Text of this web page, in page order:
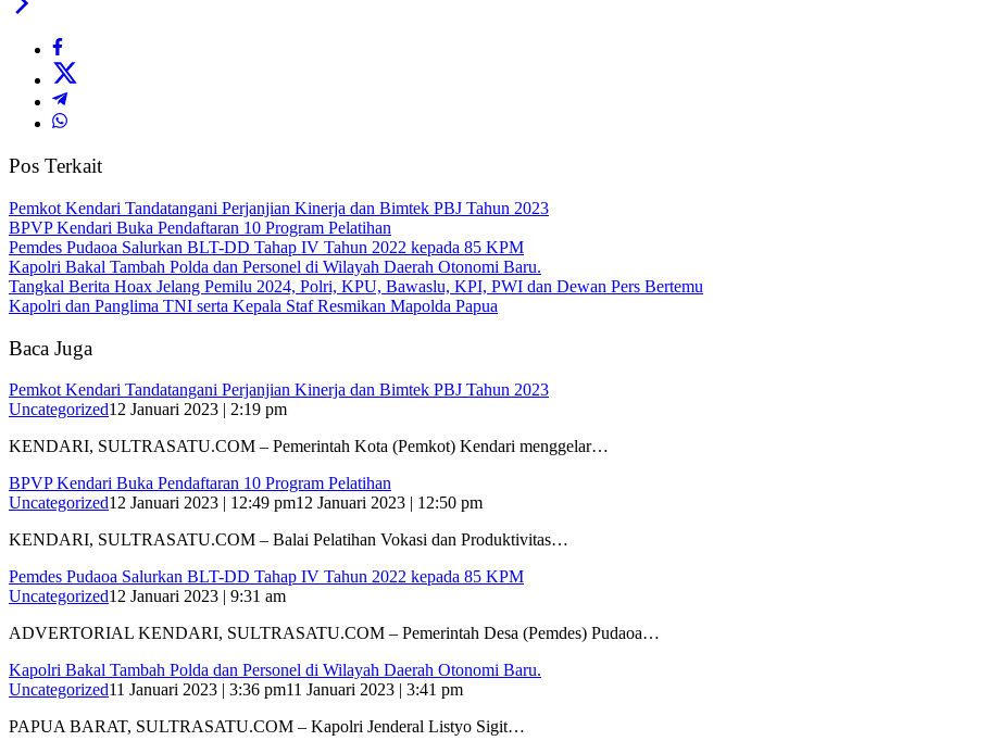
Pos Terkait
Pemkot Kendari Tandatangani Perjanjian Kinerja dan Bimtek PBJ Tahun 2023
BPVP Kendari Buka Pendaftaran 10 Program Pelatihan
Pemdes Pudaoa Salurkan BLT-DD Tahap IV Tahun 2022 kepada 85 KPM
Kapolri Bakal Tambah Polda dan Personel di Wilayah Daerah Otonomi Baru.
Tangkal Berita Hoax Jelang Pemilu 2024, Polri, KPU, Bawaslu, KPI, PWI dan Dewan Pers Bertemu
Kapolri dan Panglima TNI serta Kepala Staf Resmikan Mapolda Papua
Baca Juga
Pemkot Kendari Tandatangani Perjanjian Kinerja dan Bimtek PBJ Tahun 2023
Uncategorized12 Januari 2023 | 2:19 pm
KENDARI, SULTRASATU.COM – Pemerintah Kota (Pemkot) Kendari menggelar…
BPVP Kendari Buka Pendaftaran 10 Program Pelatihan
Uncategorized12 Januari 2023 | 12:49 pm12 Januari 2023 | 12:50 pm
KENDARI, SULTRASATU.COM – Balai Pelatihan Vokasi dan Produktivitas…
Pemdes Pudaoa Salurkan BLT-DD Tahap IV Tahun 2022 kepada 85 KPM
Uncategorized12 Januari 2023 | 9:31 am
ADVERTORIAL KENDARI, SULTRASATU.COM – Pemerintah Desa (Pemdes) Pudaoa…
Kapolri Bakal Tambah Polda dan Personel di Wilayah Daerah Otonomi Baru.
Uncategorized11 Januari 2023 | 3:36 pm11 Januari 2023 | 3:41 pm
PAPUA BARAT, SULTRASATU.COM – Kapolri Jenderal Listyo Sigit…